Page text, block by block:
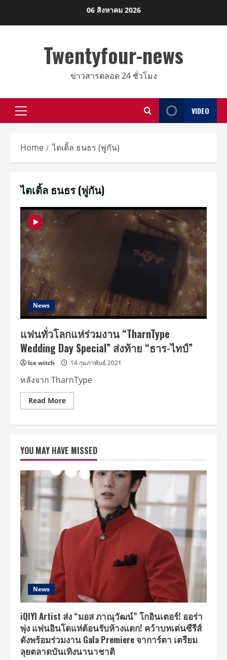
06 สิงหาคม 2026
Twentyfour-news
ข่าวสารตลอด 24 ชั่วโมง
Primary
VIDEO
Home ไตเติ้ล ธนธร (พู่กัน)
ไตเติ้ล ธนธร (พู่กัน)
News
แฟนทั่วโลกแห่ร่วมงาน “TharnType
Wedding Day Special” ส่งท้าย “ธาร-ไทป์”
Ice witch 14 กุมภาพันธ์ 2021
หลังจาก TharnType
Read MoreRead
more
ร่วม
งาน
“TharnType
Wedding
Day
Special”
ท้าย
YOU MAY HAVE MISSED
News
iQIYI Artist ส่ง “มอส ภาณุวัฒน์” โกอินเตอร์! ออร่า
พุ่ง แฟนอินโดแห่ต้อนรับห้างแตก! คว้าบทเด่นซีรีส์
ดังพร้อมร่วมงาน Gala Premiere จาการ์ตา เตรียม
ลุยตลาดบันเทิงนานาชาติ